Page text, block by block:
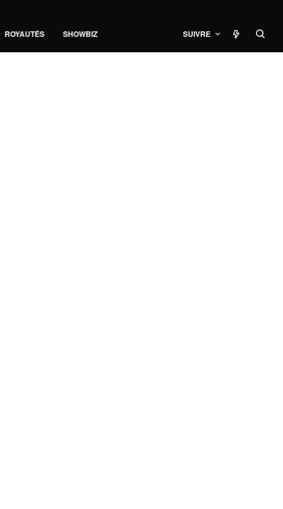
ROYAUTÉS SHOWBIZ SUIVRE